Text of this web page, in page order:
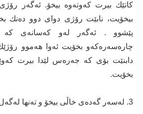
كاتێك بیرت كەوتەوە بیخۆ. ئەگەر
بیخۆیت، نابێت رۆژی دوای دوو دەنك
پێشوو . ئەگەر لەو كەسانەی
چارەسەرەكەو بخۆیت ئەوا هەموو
دابنێت بۆی كە جەرەس لێدا بیرت
بخۆیت.
3. لەسەر گەدەی خاڵی بیخۆ و تەنها لەگەل ئاودا بیخۆرەوە.